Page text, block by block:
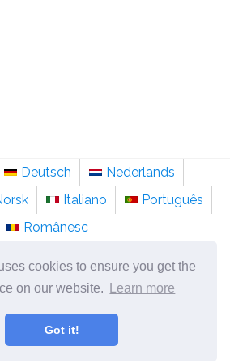
cookies to ensure you get the
on our website.
Learn more
Got it!
Deutsch
Nederlands
Italiano
Português
Românesc
no.sainte-anastasie.org
og tenkning om livet.